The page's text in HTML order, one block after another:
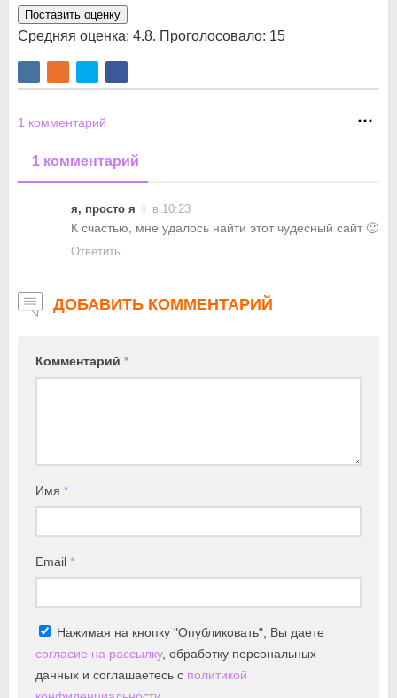
Поставить оценку
Средняя оценка: 4.8. Проголосовало: 15
1 комментарий
1 комментарий
я, просто я в 10:23
К счастью, мне удалось найти этот чудесный сайт 🙂
Ответить
ДОБАВИТЬ КОММЕНТАРИЙ
Комментарий *
Имя *
Email *
Нажимая на кнопку "Опубликовать", Вы даете
согласие на рассылку, обработку персональных
данных и соглашаетесь с политикой